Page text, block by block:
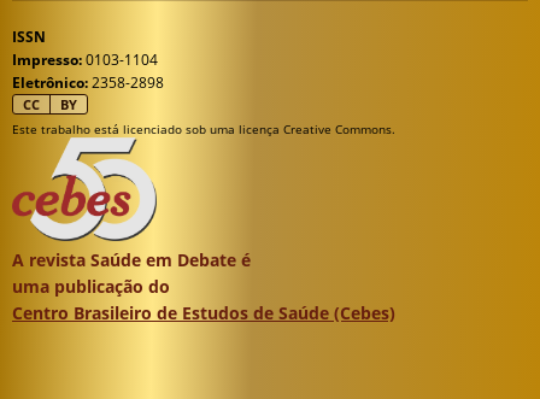
ISSN
Impresso:0103-1104
Eletrônico:2358-2898
CC BY
Este trabalho está licenciado sob uma licença Creative Commons.
A revista Saúde em Debate é
uma publicação do
Centro Brasileiro de Estudos de Saúde (Cebes)